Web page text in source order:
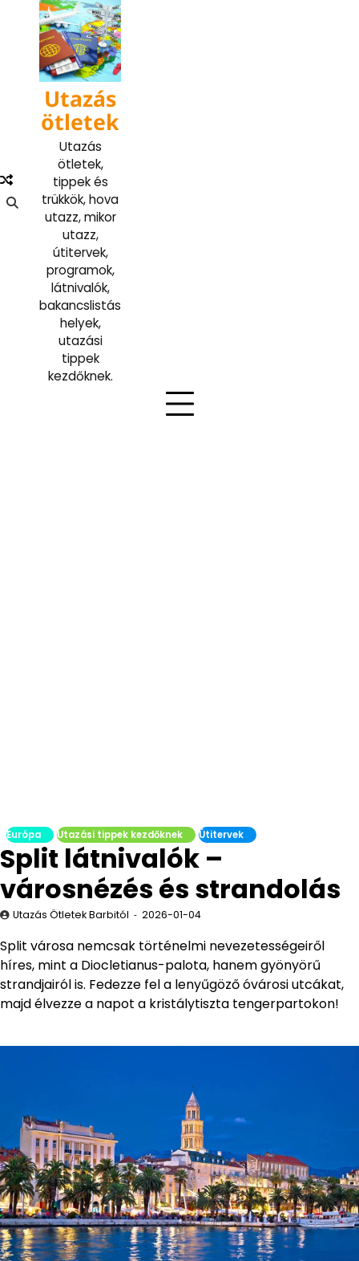
content
Utazás
ötletek
Utazás
ötletek,
tippek és
trükkök, hova
utazz, mikor
utazz,
útitervek,
programok,
látnivalók,
bakancslistás
helyek,
utazási
tippek
kezdőknek.
Európa Utazási tippek kezdőknek Útitervek
Split látnivalók –
városnézés és strandolás
Utazás Ötletek Barbitól 2026-01-04
Split városa nemcsak történelmi nevezetességeiről
híres, mint a Diocletianus-palota, hanem gyönyörű
strandjairól is. Fedezze fel a lenyűgöző óvárosi utcákat,
majd élvezze a napot a kristálytiszta tengerpartokon!